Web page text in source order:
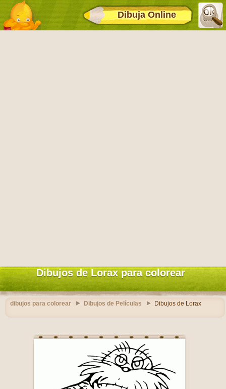
Dibuja Online
Dibujos de Lorax para colorear
dibujos para colorear Dibujos de Películas Dibujos de Lorax